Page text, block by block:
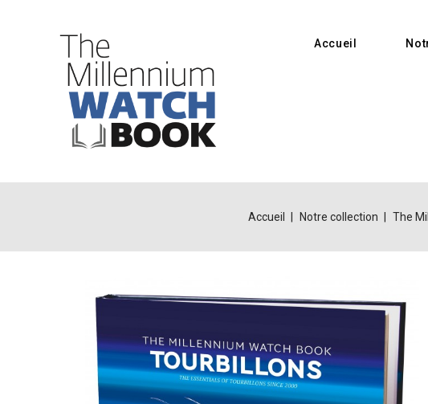
Accueil
Accueil Notre collection The